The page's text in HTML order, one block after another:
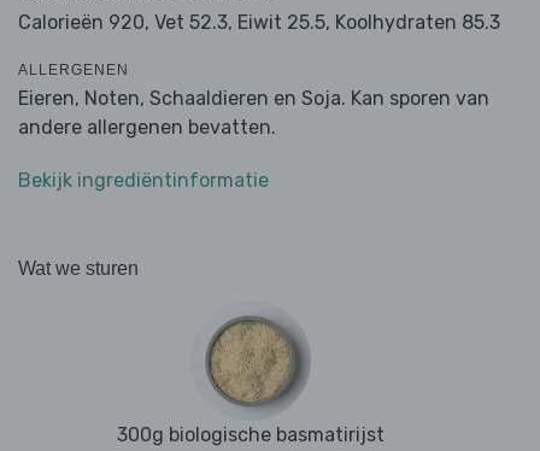
Calorieën 920, Vet 52.3, Eiwit 25.5, Koolhydraten 85.3
ALLERGENEN
Eieren, Noten, Schaaldieren en Soja. Kan sporen van
andere allergenen bevatten.
Bekijk ingrediëntinformatie
Wat we sturen
300g biologische basmatirijst